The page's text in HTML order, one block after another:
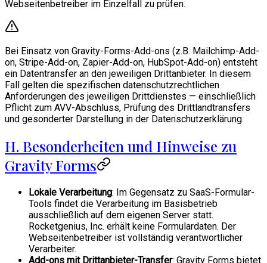
Webseitenbetreiber im Einzelfall zu prüfen.
Bei Einsatz von Gravity-Forms-Add-ons (z.B. Mailchimp-Add-
on, Stripe-Add-on, Zapier-Add-on, HubSpot-Add-on) entsteht
ein Datentransfer an den jeweiligen Drittanbieter. In diesem
Fall gelten die spezifischen datenschutzrechtlichen
Anforderungen des jeweiligen Drittdienstes — einschließlich
Pflicht zum AVV-Abschluss, Prüfung des Drittlandtransfers
und gesonderter Darstellung in der Datenschutzerklärung.
H. Besonderheiten und Hinweise zu
Gravity Forms
Lokale Verarbeitung: Im Gegensatz zu SaaS-Formular-
Tools findet die Verarbeitung im Basisbetrieb
ausschließlich auf dem eigenen Server statt.
Rocketgenius, Inc. erhält keine Formulardaten. Der
Webseitenbetreiber ist vollständig verantwortlicher
Verarbeiter.
Add-ons mit Drittanbieter-Transfer: Gravity Forms bietet